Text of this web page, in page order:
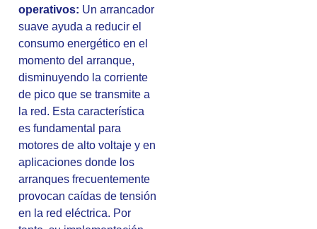
operativos: Un arrancador
suave ayuda a reducir el
consumo energético en el
momento del arranque,
disminuyendo la corriente
de pico que se transmite a
la red. Esta característica
es fundamental para
motores de alto voltaje y en
aplicaciones donde los
arranques frecuentemente
provocan caídas de tensión
en la red eléctrica. Por